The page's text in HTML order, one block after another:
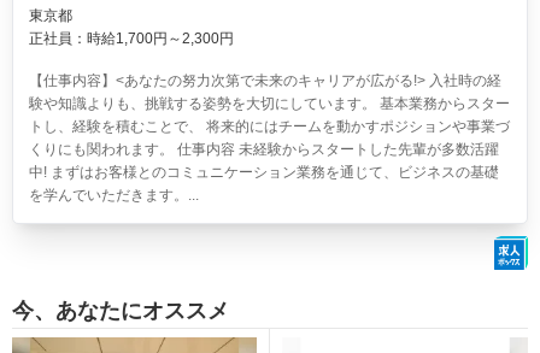
東京都
正社員：時給1,700円～2,300円
【仕事内容】<あなたの努力次第で未来のキャリアが広がる!> 入社時の経
験や知識よりも、挑戦する姿勢を大切にしています。 基本業務からスター
トし、経験を積むことで、 将来的にはチームを動かすポジションや事業づ
くりにも関われます。 仕事内容 未経験からスタートした先輩が多数活躍
中! まずはお客様とのコミュニケーション業務を通じて、ビジネスの基礎
を学んでいただきます。...
今、あなたにオススメ